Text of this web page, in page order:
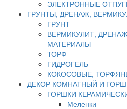
ЭЛЕКТРОННЫЕ
ГРУНТЫ, ДРЕНАЖ,
ГРУНТ
ВЕРМИКУЛИТ,
МАТЕРИАЛЫ
ТОРФ
ГИДРОГЕЛЬ
КОКОСОВЫЕ,
ДЕКОР КОМНАТНЫЙ И
ГОРШКИ
Меленки